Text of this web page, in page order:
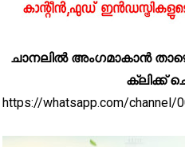
ചാനലിൽ അംഗമാകാൻ
ക്ലിക്ക്
https://whatsapp.com/channel/